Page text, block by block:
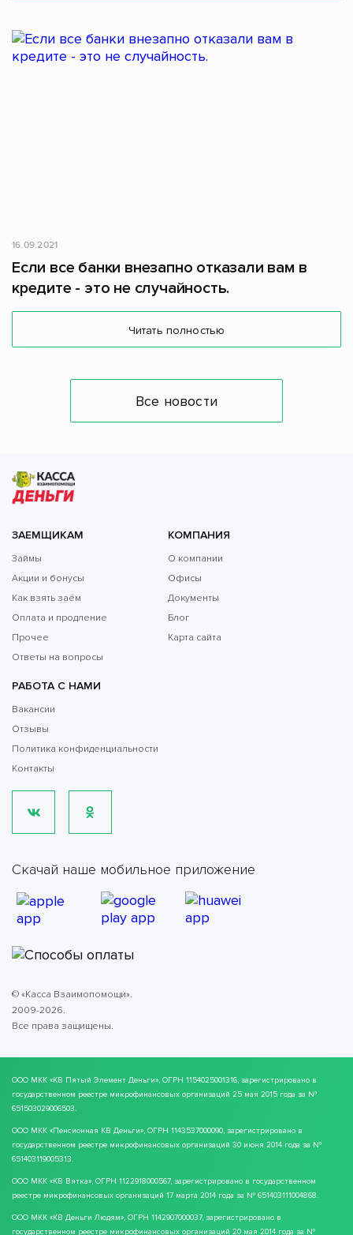
16.09.2021
Если все банки внезапно отказали вам в
кредите - это не случайность.
Читать полностью
Все новости
ЗАЕМЩИКАМ
Займы
Акции и бонусы
Как взять заём
Оплата и продление
Прочее
Ответы на вопросы
КОМПАНИЯ
О компании
Офисы
Документы
Блог
Карта сайта
РАБОТА С НАМИ
Вакансии
Отзывы
Политика конфиденциальности
Контакты
Скачай наше мобильное приложение
© «Касса Взаимопомощи».
2009-2026.
Все права защищены.
ООО МКК «КВ Пятый Элемент Деньги», ОГРН 1154025001316, зарегистрировано в
государственном реестре микрофинансовых организаций 25 мая 2015 года за №
651503029006503.
ООО МКК «Пенсионная КВ Деньги», ОГРН 1143537000090, зарегистрировано в
государственном реестре микрофинансовых организаций 30 июня 2014 года за №
651403119005313.
ООО МКК «КВ Вятка», ОГРН 1122918000567, зарегистрировано в государственном
реестре микрофинансовых организаций 17 марта 2014 года за № 651403111004868.
ООО МКК «КВ Деньги Людям», ОГРН 1142907000037, зарегистрировано в
государственном реестре микрофинансовых организаций 20 мая 2014 года за №